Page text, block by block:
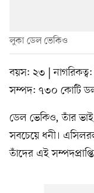
লুকা ডেল ভেকিও
বয়স: ২৩ |
সম্পদ: ৭৩০ কোটি
ডেল ভেকিও, তাঁর
সবচেয়ে ধনী।
তাঁদের এই